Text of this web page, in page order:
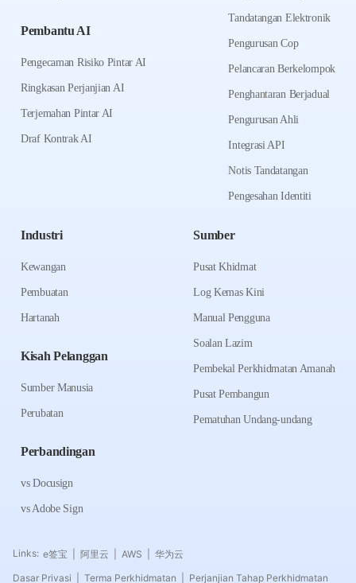
Pembantu AI
Pengecaman Risiko Pintar AI
Ringkasan Perjanjian AI
Terjemahan Pintar AI
Draf Kontrak AI
Tandatangan Elektronik
Pengurusan Cop
Pelancaran Berkelompok
Penghantaran Berjadual
Pengurusan Ahli
Integrasi API
Notis Tandatangan
Pengesahan Identiti
Industri
Kewangan
Pembuatan
Hartanah
Kisah Pelanggan
Sumber Manusia
Perubatan
Perbandingan
vs Docusign
vs Adobe Sign
Sumber
Pusat Khidmat
Log Kemas Kini
Manual Pengguna
Soalan Lazim
Pembekal Perkhidmatan Amanah
Pusat Pembangun
Pematuhan Undang-undang
Links: e签宝 阿里云 AWS
华为云
Dasar Privasi
Terma Perkhidmatan Perjanjian Tahap Perkhidmatan